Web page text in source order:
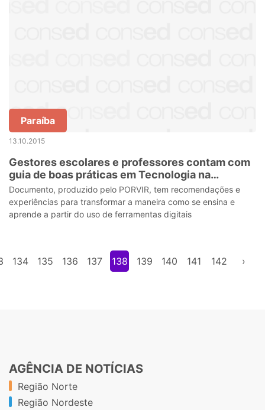
Paraíba
13.10.2015
Gestores escolares e professores contam com
guia de boas práticas em Tecnologia na
Educação
Documento, produzido pelo PORVIR, tem recomendações e
experiências para transformar a maneira como se ensina e
aprende a partir do uso de ferramentas digitais
134 135 136 137 138 139 140 141 142 ›
AGÊNCIA DE NOTÍCIAS
Região Norte
Região Nordeste